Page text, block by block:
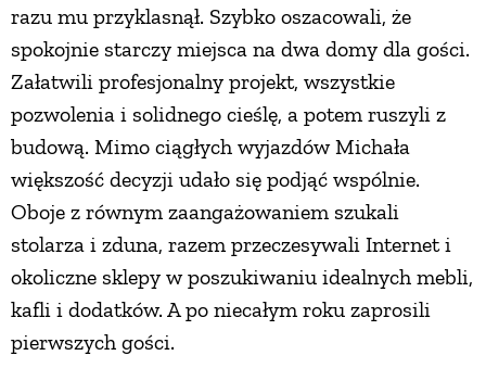
razu mu przyklasnął. Szybko oszacowali, że
spokojnie starczy miejsca na dwa domy dla gości.
Załatwili profesjonalny projekt, wszystkie
pozwolenia i solidnego cieślę, a potem ruszyli z
budową. Mimo ciągłych wyjazdów Michała
większość decyzji udało się podjąć wspólnie.
Oboje z równym zaangażowaniem szukali
stolarza i zduna, razem przeczesywali Internet i
okoliczne sklepy w poszukiwaniu idealnych mebli,
kafli i dodatków. A po niecałym roku zaprosili
pierwszych gości.